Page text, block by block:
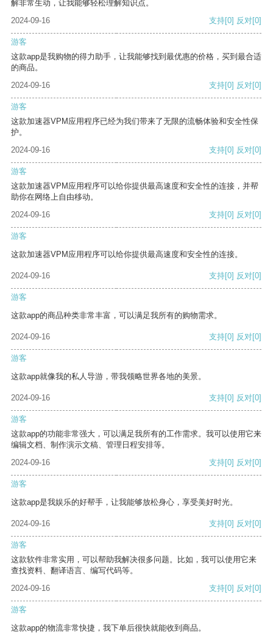
解非常生动，让我能够轻松理解知识点。
2024-09-16
支持[0] 反对[0]
游客
这款app是我购物的得力助手，让我能够找到最优惠的价格，买到最合适
的商品。
2024-09-16
支持[0] 反对[0]
游客
这款加速器VPM应用程序已经为我们带来了无限的流畅体验和安全性保
护。
2024-09-16
支持[0] 反对[0]
游客
这款加速器VPM应用程序可以给你提供最高速度和安全性的连接，并帮
助你在网络上自由移动。
2024-09-16
支持[0] 反对[0]
游客
这款加速器VPM应用程序可以给你提供最高速度和安全性的连接。
2024-09-16 支持[0] 反对[0]
游客
这款app的商品种类非常丰富，可以满足我所有的购物需求。
2024-09-16 支持[0] 反对[0]
游客
这款app就像我的私人导游，带我领略世界各地的美景。
2024-09-16 支持[0] 反对[0]
游客
这款app的功能非常强大，可以满足我所有的工作需求。我可以使用它来
编辑文档、制作演示文稿、管理日程安排等。
2024-09-16
支持[0] 反对[0]
游客
这款app是我娱乐的好帮手，让我能够放松身心，享受美好时光。
2024-09-16 支持[0] 反对[0]
游客
这款软件非常实用，可以帮助我解决很多问题。比如，我可以使用它来
查找资料、翻译语言、编写代码等。
2024-09-16
支持[0] 反对[0]
游客
这款app的物流非常快捷，我下单后很快就能收到商品。